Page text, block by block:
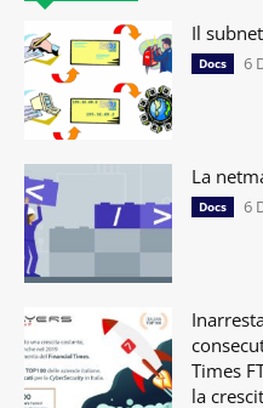
Il
Docs 6
La
Docs 6
Times
la